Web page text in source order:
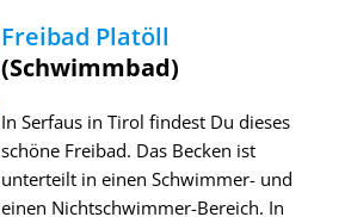
Freibad Platöll
(Schwimmbad)
In Serfaus in Tirol findest Du dieses
schöne Freibad. Das Becken ist
unterteilt in einen Schwimmer- und
einen Nichtschwimmer-Bereich. In